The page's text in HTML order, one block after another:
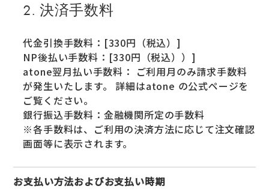
2. 決済手数料
代金引換手数料：[330円（税込）]
NP後払い手数料：[330円（税込））]
atone翌月払い手数料： ご利用月のみ請求手数料
が発生いたします。 詳細はatone の公式ページを
ご覧ください。
銀行振込手数料：金融機関所定の手数料
※各手数料は、ご利用の決済方法に応じて注文確認
画面等に表示されます。
お支払い方法およびお支払い時期